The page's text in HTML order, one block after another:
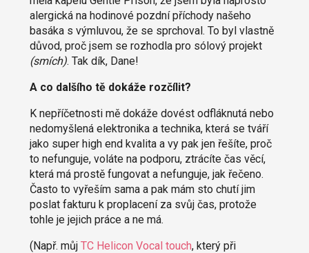
alergická na hodinové pozdní příchody našeho
basáka s výmluvou, že se sprchoval. To byl vlastně
důvod, proč jsem se rozhodla pro sólový projekt
(smích). Tak dík, Dane!
A co dalšího tě dokáže rozčílit?
K nepříčetnosti mě dokáže dovést odfláknutá nebo
nedomyšlená elektronika a technika, která se tváří
jako super high end kvalita a vy pak jen řešíte, proč
to nefunguje, voláte na podporu, ztrácíte čas věcí,
která má prostě fungovat a nefunguje, jak řečeno.
Často to vyřeším sama a pak mám sto chutí jim
poslat fakturu k proplacení za svůj čas, protože
tohle je jejich práce a ne má.
(Např. můj TC Helicon Vocal touch, který při